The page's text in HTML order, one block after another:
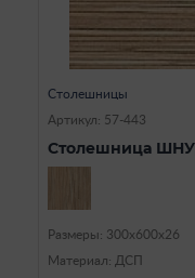
Столешницы
Артикул: 57-443
Столешница
Размеры: 300х600х26
Материал: ДСП